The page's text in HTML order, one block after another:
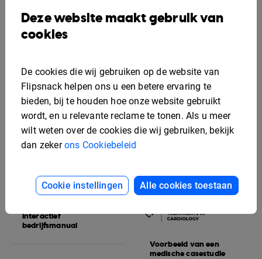
interactief
bedrijfsmanual
voor een
Voorbeeld van een
medische casestudie
Deze website maakt gebruik van
cookies
De cookies die wij gebruiken op de website van
Flipsnack helpen ons u een betere ervaring te
bieden, bij te houden hoe onze website gebruikt
wordt, en u relevante reclame te tonen. Als u meer
wilt weten over de cookies die wij gebruiken, bekijk
dan zekerons Cookiebeleid
Cookie instellingen Alle cookies toestaan